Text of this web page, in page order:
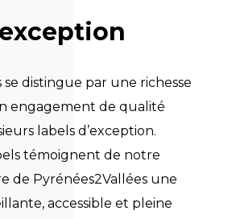
se distingue par une richesse
engagement de qualité
labels d’exception.
témoignent de notre
de Pyrénées2Vallées une
accessible et pleine